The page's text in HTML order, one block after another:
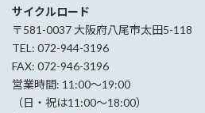
サイクルロード
〒581-0037 大阪府八尾市太田5-118
TEL: 072-944-3196
FAX: 072-946-3196
営業時間: 11:00〜19:00
（日・祝は11:00〜18:00）